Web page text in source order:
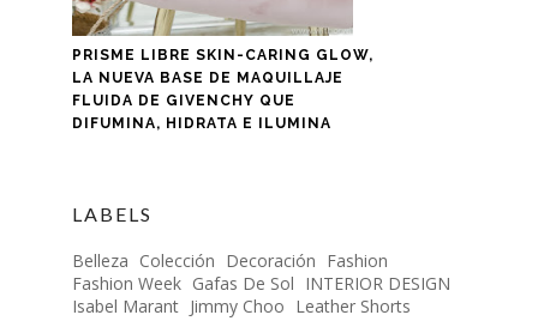
PRISME LIBRE SKIN-CARING GLOW,
LA NUEVA BASE DE MAQUILLAJE
FLUIDA DE GIVENCHY QUE
DIFUMINA, HIDRATA E ILUMINA
LABELS
Belleza Colección Decoración Fashion
Fashion Week Gafas De Sol INTERIOR DESIGN
Isabel Marant Jimmy Choo Leather Shorts